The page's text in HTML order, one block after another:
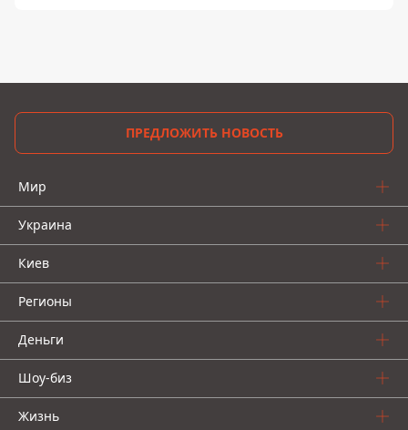
ПРЕДЛОЖИТЬ НОВОСТЬ
Мир
Украина
Киев
Регионы
Деньги
Шоу-биз
Жизнь